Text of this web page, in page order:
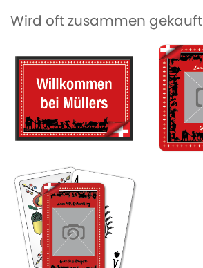
Wird oft zusammen gekauft